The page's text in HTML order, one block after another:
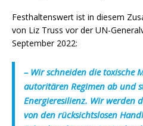
Festhaltenswert ist in diesem
von Liz Truss vor der UN-
September 2022:
– Wir schneiden die toxische
autoritären Regimen ab und
Energieresilienz. Wir werden
von den rücksichtslosen